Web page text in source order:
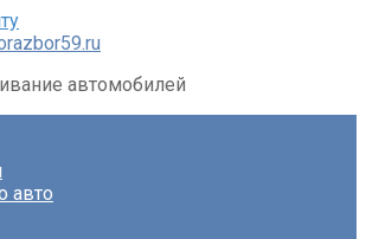
автомобилей
авто